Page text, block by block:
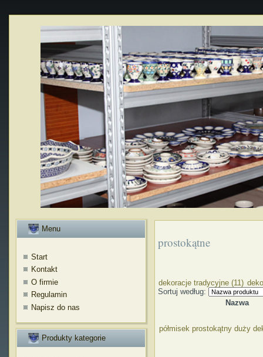
Menu
Start
Kontakt
O firmie
Regulamin
Napisz do nas
Produkty kategorie
prostokątne
dekoracje tradycyjne (11)
Sortuj według:
Nazwa
półmisek prostokątny duży